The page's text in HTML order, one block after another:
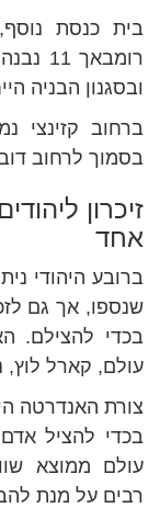
בית כנסת
ובסגנון הבניה
ברחוב קזינצי
בסמוך לרחוב דוב
זיכרון
אחד
ברובע היהודי
שנספו, אך גם
בכדי להצילם.
עולם, קארל
צורת האנדרטה
בכדי להציל
עולם ממוצא
רבים על מנת